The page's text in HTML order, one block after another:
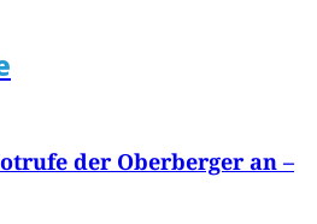
der Oberberger an –